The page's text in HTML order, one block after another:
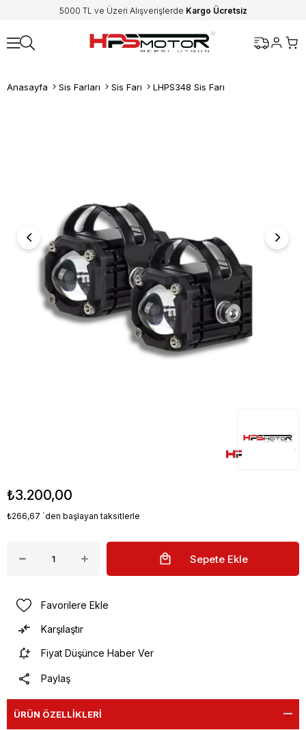
5000 TL ve Üzeri Alışverişlerde Kargo Ücretsiz
Anasayfa Sis Farları Sis Farı LHPS348 Sis Farı
₺3.200,00
₺266,67 `den başlayan taksitlerle
Favorilere Ekle
Karşılaştır
Fiyat Düşünce Haber Ver
Paylaş
ÜRÜN ÖZELLIKLERI